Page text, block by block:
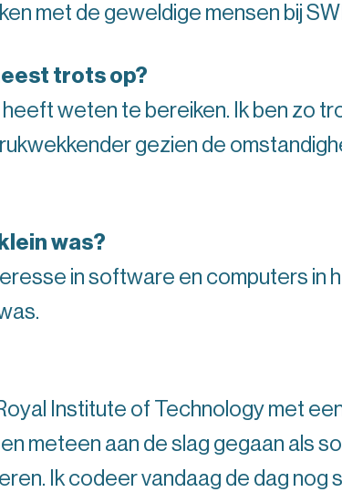
met de geweldige mensen bij
trots op?
heeft weten te bereiken. Ik ben zo
gezien de
was?
in software en computers in
Institute of Technology met
meteen aan de slag gegaan als
Ik codeer vandaag de dag nog